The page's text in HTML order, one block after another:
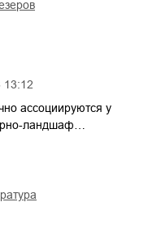
13:12
ассоциируются у
ландшаф…